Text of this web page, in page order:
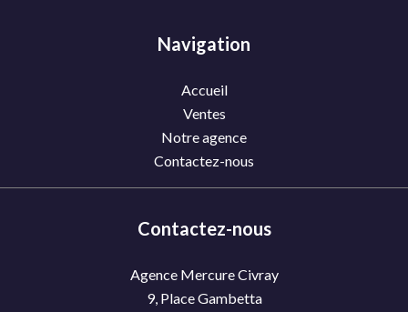
Navigation
Accueil
Ventes
Notre agence
Contactez-nous
Contactez-nous
Agence Mercure Civray
9, Place Gambetta